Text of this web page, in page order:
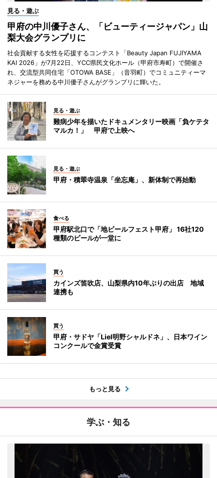
見る・遊ぶ
甲府の中川優子さん、「ビューティージャパン」山
梨大会グランプリに
社会貢献する女性を応援するコンテスト「Beauty Japan FUJIYAMA
KAI 2026」が7月22日、YCC県民文化ホール（甲府市寿町）で開催さ
れ、交流型共同住宅「OTOWA BASE」（音羽町）でコミュニティーマ
ネジャーを務める中川優子さんがグランプリに輝いた。
見る・遊ぶ
難病少年を描いたドキュメンタリー映画「負ケテタ
マルカ！」 甲府で上映へ
見る・遊ぶ
甲府・積翠寺温泉「坐忘庵」、新体制で再始動
食べる
甲府駅北口で「地ビールフェスト甲府」 16社120
種類のビールが一堂に
買う
カインズ笛吹店、山梨県内10年ぶりの出店 地域
連携も
買う
甲府・サドヤ「Liel明野シャルドネ」、日本ワイン
コンクールで金賞受賞
もっと見る
学ぶ・知る